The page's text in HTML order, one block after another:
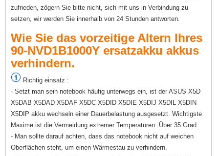
zufrieden, zögern Sie bitte nicht, sich mit uns in Verbindung zu
setzen, wir werden Sie innerhalb von 24 Stunden antworten.
Wie Sie das vorzeitige Altern Ihres
90-NVD1B1000Y ersatzakku akkus
verhindern.
Richtig einsatz :
- Setzt man sein notebook häufig unterwegs ein, ist der ASUS X5D
X5DAB X5DAD X5DAF X5DC X5DID X5DIE X5DIJ X5DIL X5DIN
X5DIP akku wechseln einer Dauerbelastung ausgesetzt. Wichtigste
Maxime ist die Vermeidung extremer Temperaturen: Über 35 Grad.
- Man sollte darauf achten, dass das notebook nicht auf weichen
Oberflächen steht, um einen Wärmestau zu verhindern.